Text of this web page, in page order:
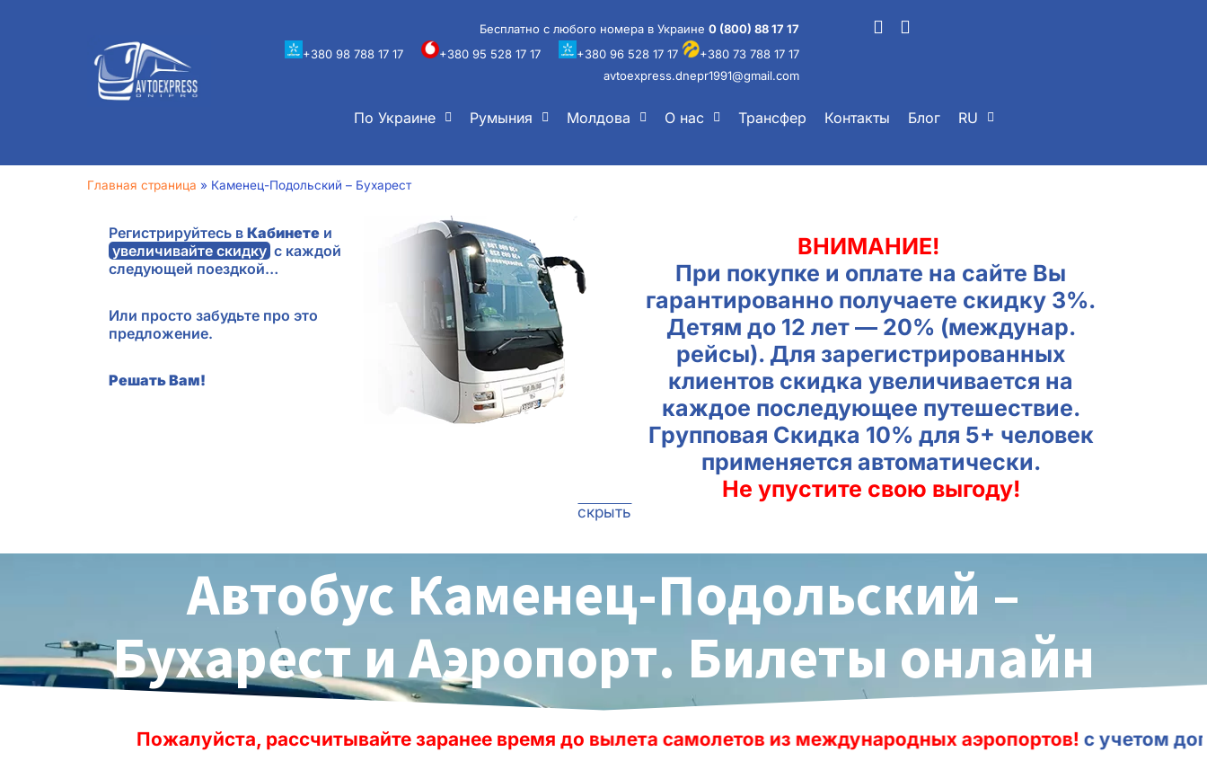
Бесплатно с любого номера в Украине 0 (800) 88 17 17
+380 98 788 17 17
+380 95 528 17 17 +380 96 528 17 17
+380 73 788 17 17
avtoexpress.dnepr1991@gmail.com
По Украине Румыния Молдова О нас Трансфер Контакты Блог RU
Главная страница » Каменец-Подольский – Бухарест
Регистрируйтесь вКабинете и
увеличивайте скидку с каждой
следующей поездкой…
Или просто забудьте про это
предложение.
Решать Вам!
ВНИМАНИЕ!
При покупке и оплате на сайте Вы
гарантированно получаете скидку 3%.
Детям до 12 лет — 20% (междунар.
рейсы). Для зарегистрированных
клиентов скидка увеличивается на
каждое последующее путешествие.
Групповая Скидка 10% для 5+ человек
применяется автоматически.
Не упустите свою выгоду!
скрыть
Автобус Каменец-Подольский –
Бухарест и Аэропорт. Билеты онлайн
рассчитывайте заранее время до вылета самолетов из международных аэропортов!с учетом дополнительного